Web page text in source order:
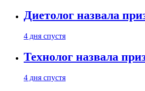
Диетолог назвала
4 дня спустя
Технолог назвала
4 дня спустя